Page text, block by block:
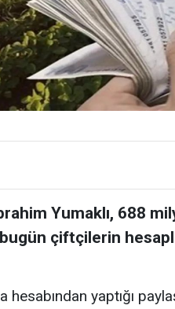
Yumaklı, 688
çiftçilerin
hesabından yaptığı